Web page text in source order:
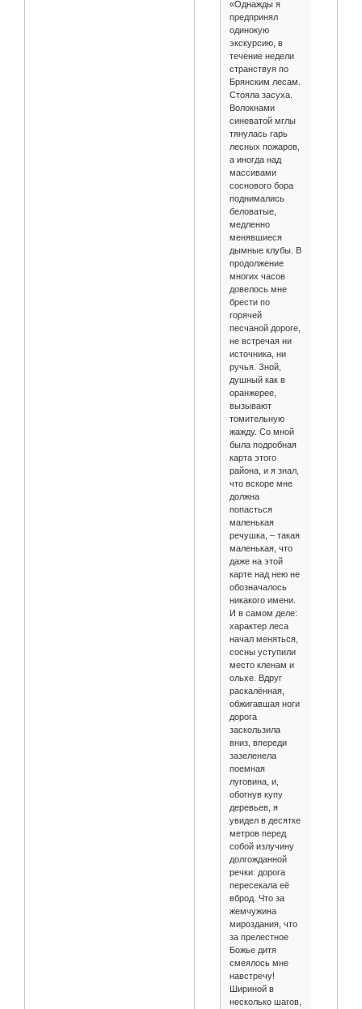
«Однажды я
предпринял
одинокую
экскурсию, в
течение недели
странствуя по
Брянским лесам.
Стояла засуха.
Волокнами
синеватой мглы
тянулась гарь
лесных пожаров,
а иногда над
массивами
соснового бора
поднимались
беловатые,
медленно
менявшиеся
дымные клубы. В
продолжение
многих часов
довелось мне
брести по
горячей
песчаной дороге,
не встречая ни
источника, ни
ручья. Зной,
душный как в
оранжерее,
вызывают
томительную
жажду. Со мной
была подробная
карта этого
района, и я знал,
что вскоре мне
должна
попасться
маленькая
речушка, – такая
маленькая, что
даже на этой
карте над нею не
обозначалось
никакого имени.
И в самом деле:
характер леса
начал меняться,
сосны уступили
место кленам и
ольхе. Вдруг
раскалённая,
обжигавшая ноги
дорога
заскользила
вниз, впереди
зазеленела
поемная
луговина, и,
обогнув купу
деревьев, я
увидел в десятке
метров перед
собой излучину
долгожданной
речки: дорога
пересекала её
вброд. Что за
жемчужина
мироздания, что
за прелестное
Божье дитя
смеялось мне
навстречу!
Шириной в
несколько шагов,